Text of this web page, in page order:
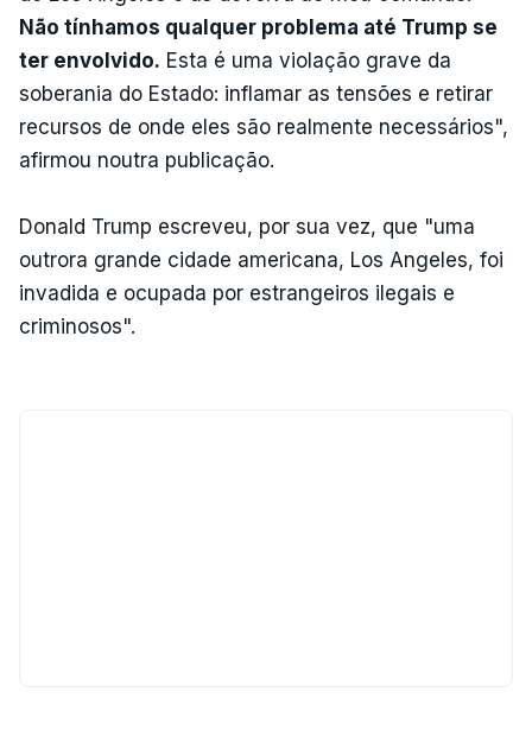
Não tínhamos qualquer problema até Trump se
ter envolvido. Esta é uma violação grave da
soberania do Estado: inflamar as tensões e retirar
recursos de onde eles são realmente necessários",
afirmou noutra publicação.
Donald Trump escreveu, por sua vez, que "uma
outrora grande cidade americana, Los Angeles, foi
invadida e ocupada por estrangeiros ilegais e
criminosos".